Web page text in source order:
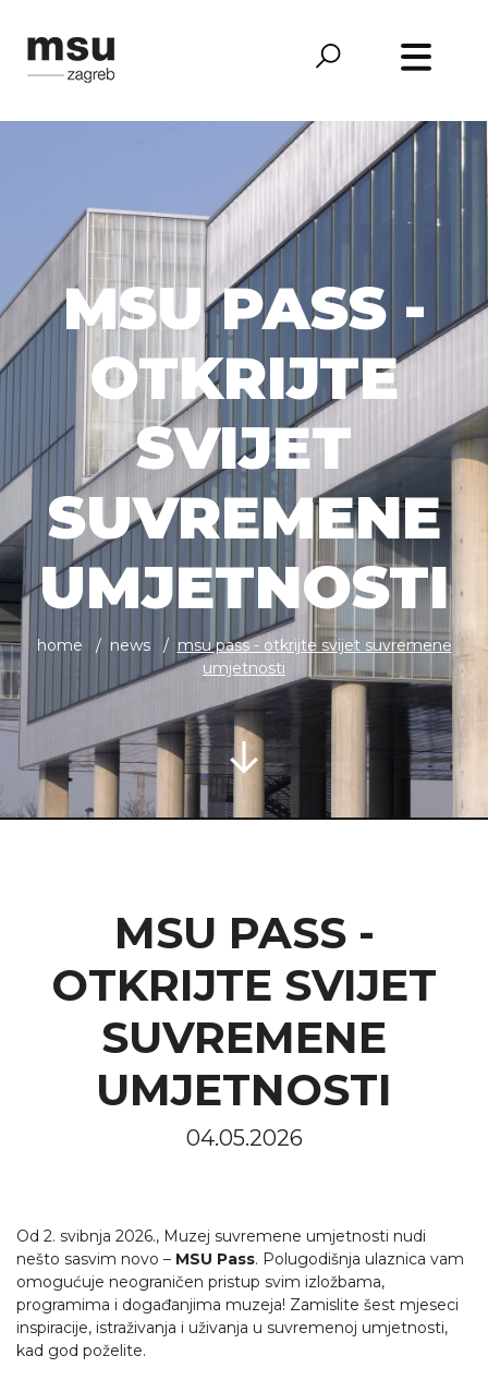
MSU PASS -
OTKRIJTE
SVIJET
SUVREMENE
UMJETNOSTI
home news
msu pass - otkrijte svijet suvremene
umjetnosti
MSU PASS -
OTKRIJTE SVIJET
SUVREMENE
UMJETNOSTI
04.05.2026
Od 2. svibnja 2026., Muzej suvremene umjetnosti nudi
nešto sasvim novo – MSU Pass. Polugodišnja ulaznica vam
omogućuje neograničen pristup svim izložbama,
programima i događanjima muzeja! Zamislite šest mjeseci
inspiracije, istraživanja i uživanja u suvremenoj umjetnosti,
kad god poželite.